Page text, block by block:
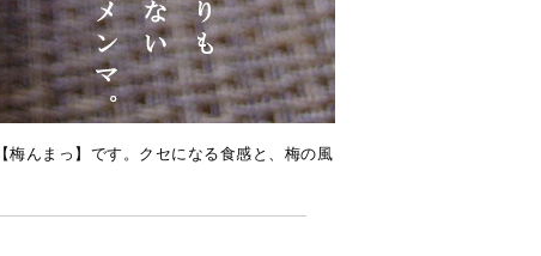
梅んまっ】です。クセになる食感と、梅の風